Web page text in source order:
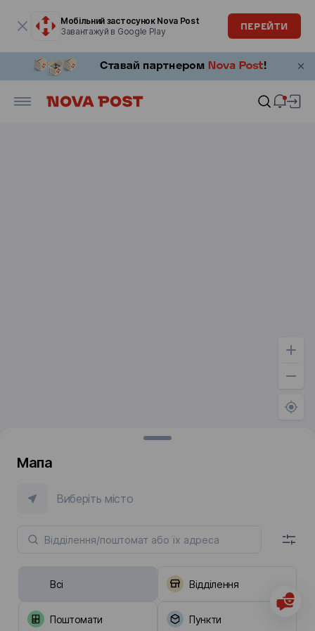
Мобільний застосунок Nova Post
Завантажуй в Google Play
ПЕРЕЙТИ
Мапа
Виберіть місто
Всі Відділення
Поштомати Пункти